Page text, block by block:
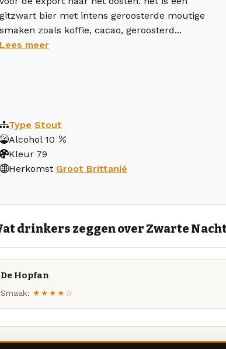
gitzwart bier met intens geroosterde moutige
smaken zoals koffie, cacao, geroosterd...
Lees meer
Type Stout
Alcohol 10
Kleur 79
Herkomst Groot Brittanië
drinkers zeggen over Zwarte
De Hopfan
Smaak: ★★★★☆